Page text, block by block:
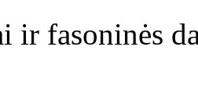
ir fasoninės